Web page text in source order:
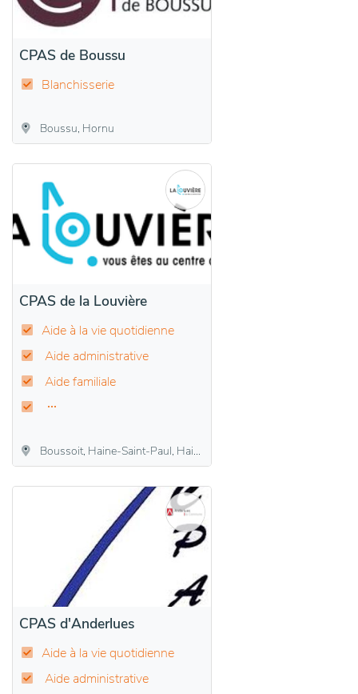
CPAS de Boussu
Blanchisserie
Boussu, Hornu
CPAS de la Louvière
Aide à la vie quotidienne
Aide administrative
Aide familiale
Boussoit, Haine-Saint-Paul, Haine-Saint-Pierre, Houdeng-Aimeries, Houdeng-Goegnies, La Louvière, Maurage, Saint-Vaast, Strépy-Bracquegnies, Trivières
CPAS d'Anderlues
Aide à la vie quotidienne
Aide administrative